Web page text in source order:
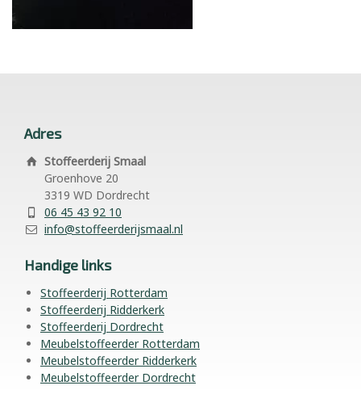
Adres
Stoffeerderij Smaal
Groenhove 20
3319 WD Dordrecht
06 45 43 92 10
info@stoffeerderijsmaal.nl
Handige links
Stoffeerderij Rotterdam
Stoffeerderij Ridderkerk
Stoffeerderij Dordrecht
Meubelstoffeerder Rotterdam
Meubelstoffeerder Ridderkerk
Meubelstoffeerder Dordrecht